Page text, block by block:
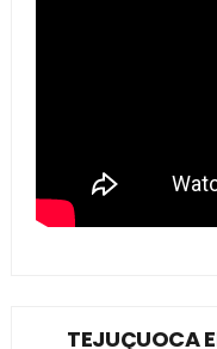
TEJUÇUOCA